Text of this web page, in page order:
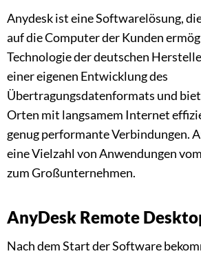
Anydesk ist eine Softwarelösung,
auf die Computer der Kunden
Technologie der deutschen
einer eigenen Entwicklung des
Übertragungsdatenformats und
Orten mit langsamem Internet
genug performante Verbindungen.
eine Vielzahl von Anwendungen
zum Großunternehmen.
AnyDesk Remote
Nach dem Start der Software